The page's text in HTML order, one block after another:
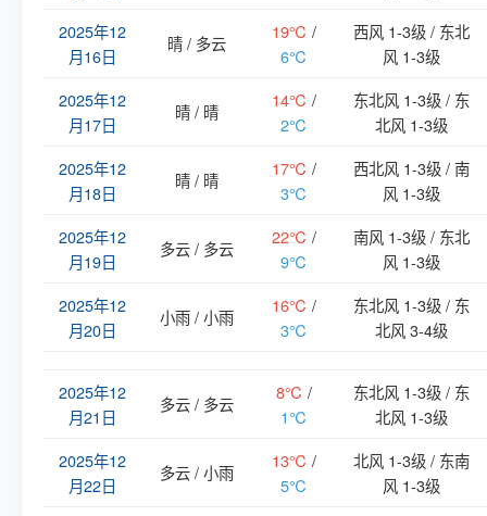
2025年12
月16日
晴 / 多云
19℃ /
6℃
西风 1-3级 / 东北
风 1-3级
2025年12
月17日
晴 / 晴
14℃ /
2℃
东北风 1-3级 / 东
北风 1-3级
2025年12
月18日
晴 / 晴
17℃ /
3℃
西北风 1-3级 / 南
风 1-3级
2025年12
月19日
多云 / 多云
22℃ /
9℃
南风 1-3级 / 东北
风 1-3级
2025年12
月20日
小雨 / 小雨
16℃ /
3℃
东北风 1-3级 / 东
北风 3-4级
2025年12
月21日
多云 / 多云
8℃ /
1℃
东北风 1-3级 / 东
北风 1-3级
2025年12
月22日
多云 / 小雨
13℃ /
5℃
北风 1-3级 / 东南
风 1-3级